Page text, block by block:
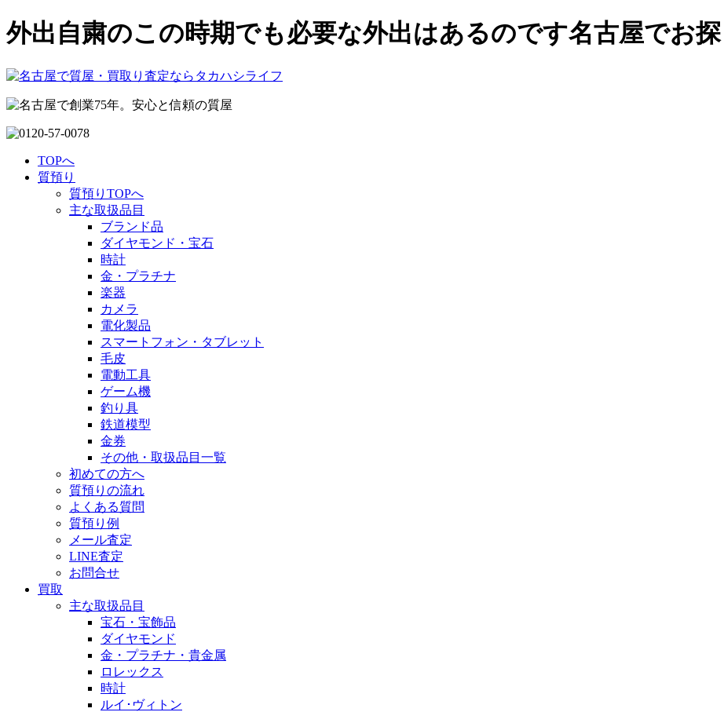
外出自粛のこの時期でも必要な外出はあるのです名古屋でお
TOPへ
質預り
質預りTOPへ
主な取扱品目
ブランド品
ダイヤモンド・宝石
時計
金・プラチナ
楽器
カメラ
電化製品
スマートフォン・タブレット
毛皮
電動工具
ゲーム機
釣り具
鉄道模型
金券
その他・取扱品目一覧
初めての方へ
質預りの流れ
よくある質問
質預り例
メール査定
LINE査定
お問合せ
買取
主な取扱品目
宝石・宝飾品
ダイヤモンド
金・プラチナ・貴金属
ロレックス
時計
ルイ･ヴィトン